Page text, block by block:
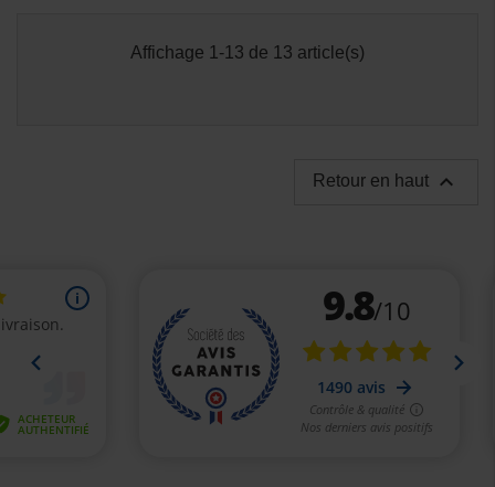
Affichage 1-13 de 13 article(s)
Retour en haut 